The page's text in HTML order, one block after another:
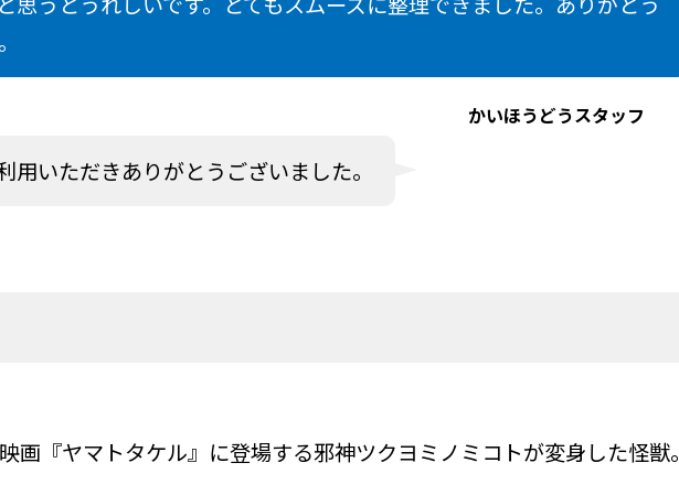
かいほうどうスタッフ
用いただきありがとうございました。
画『ヤマトタケル』に登場する邪神ツクヨミノミコトが変身した怪獣。